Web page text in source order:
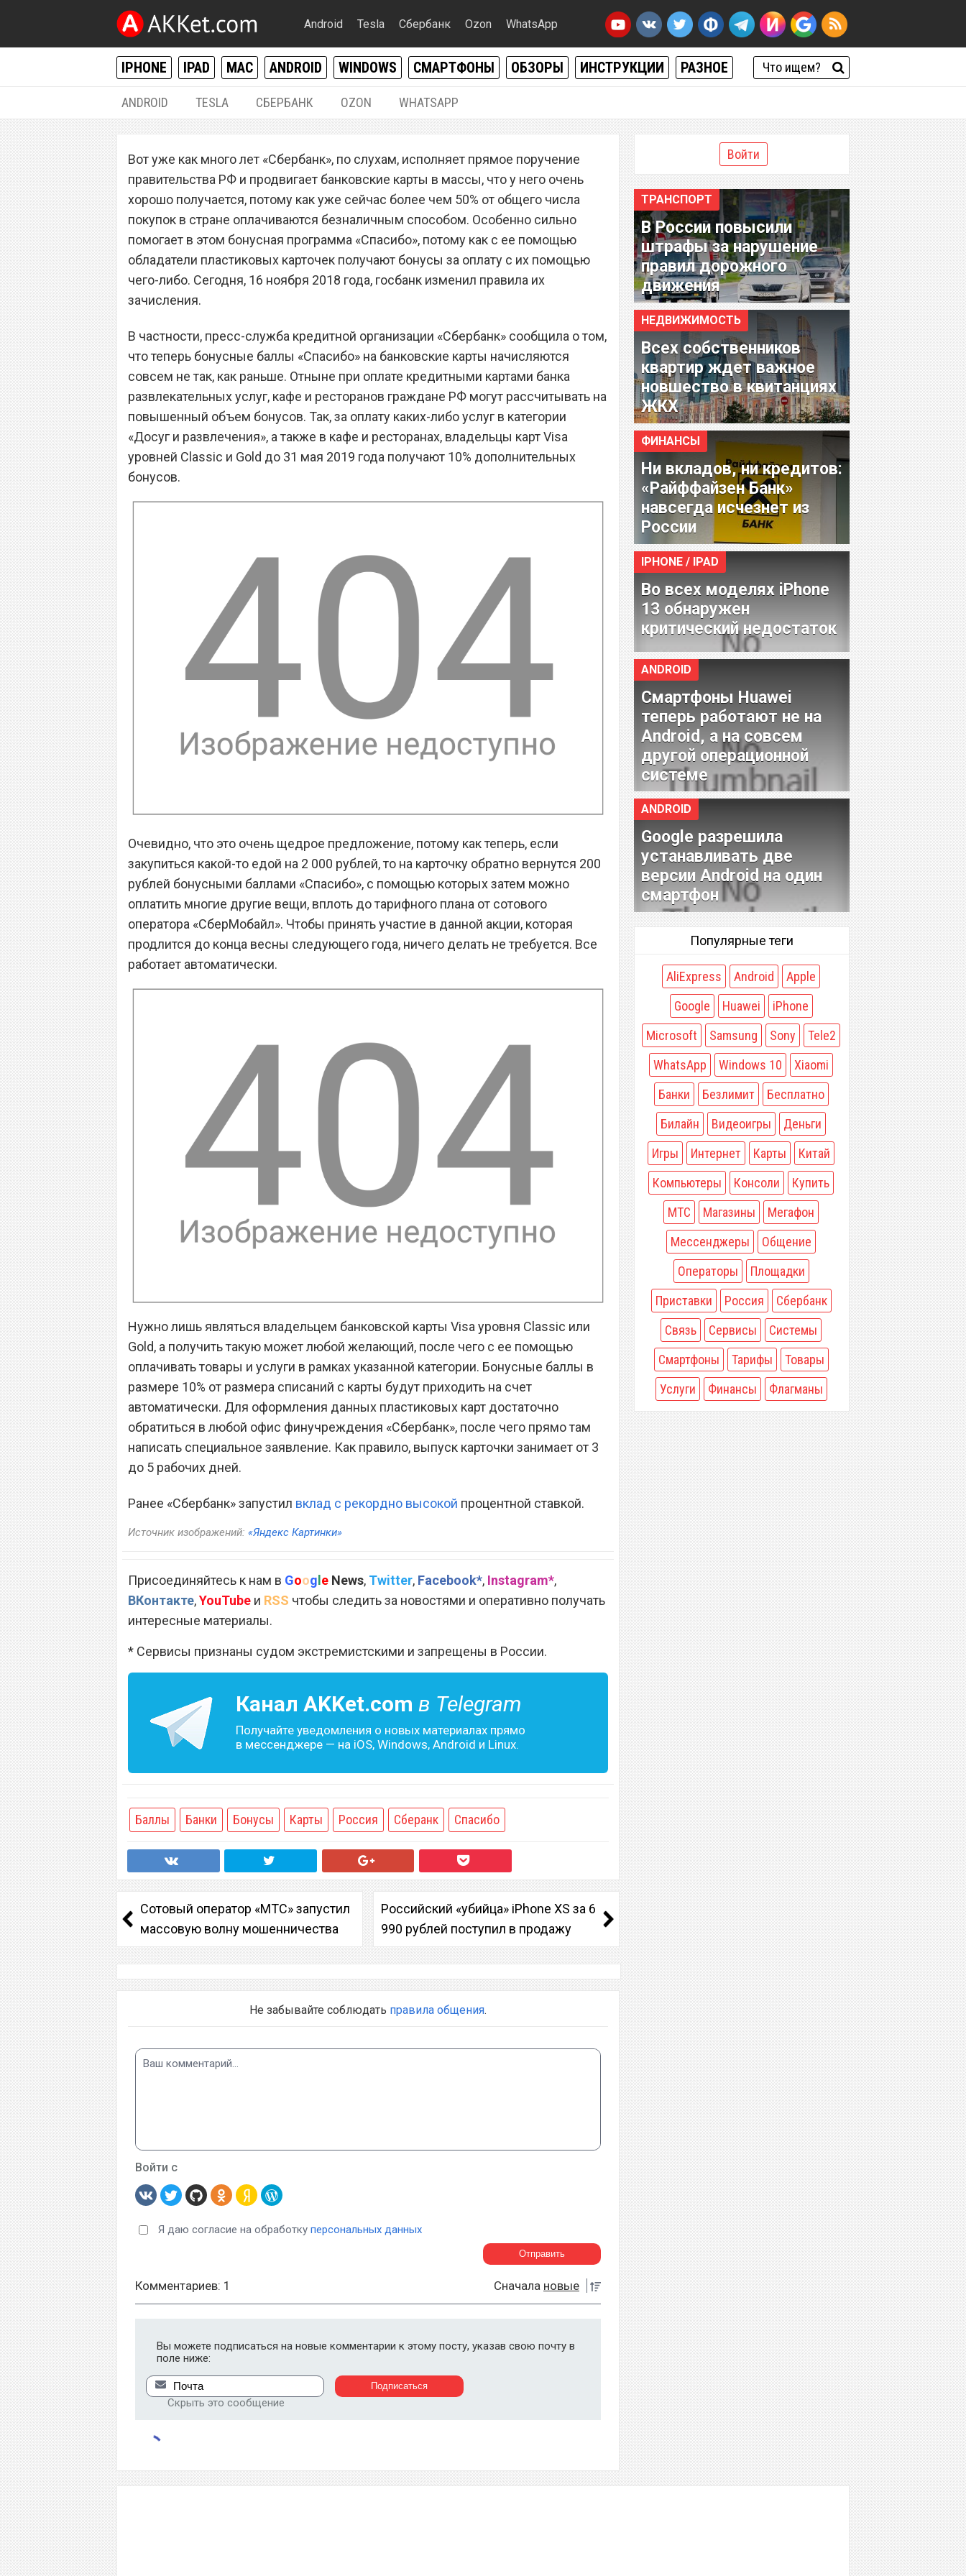
Android Tesla Сбербанк Ozon WhatsApp
IPHONE IPAD MAC ANDROID WINDOWS СМАРТФОНЫ ОБЗОРЫ ИНСТРУКЦИИ РАЗНОЕ
ANDROID TESLA СБЕРБАНК OZON WHATSAPP
«Сбербанк» изменил правила начисления
бонусов «Спасибо» на банковские карты
Вот уже как много лет «Сбербанк», по слухам, исполняет прямое поручение
правительства РФ и продвигает банковские карты в массы, что у него очень
хорошо получается, потому как уже сейчас более чем 50% от общего числа
покупок в стране оплачиваются безналичным способом. Особенно сильно
помогает в этом бонусная программа «Спасибо», потому как с ее помощью
обладатели пластиковых карточек получают бонусы за оплату с их помощью
чего-либо. Сегодня, 16 ноября 2018 года, госбанк изменил правила их
зачисления.
В частности, пресс-служба кредитной организации «Сбербанк» сообщила о том,
что теперь бонусные баллы «Спасибо» на банковские карты начисляются
совсем не так, как раньше. Отныне при оплате кредитными картами банка
развлекательных услуг, кафе и ресторанов граждане РФ могут рассчитывать на
повышенный объем бонусов. Так, за оплату каких-либо услуг в категории
«Досуг и развлечения», а также в кафе и ресторанах, владельцы карт Visa
уровней Classic и Gold до 31 мая 2019 года получают 10% дополнительных
бонусов.
Очевидно, что это очень щедрое предложение, потому как теперь, если
закупиться какой-то едой на 2 000 рублей, то на карточку обратно вернутся 200
рублей бонусными баллами «Спасибо», с помощью которых затем можно
оплатить многие другие вещи, вплоть до тарифного плана от сотового
оператора «СберМобайл». Чтобы принять участие в данной акции, которая
продлится до конца весны следующего года, ничего делать не требуется. Все
работает автоматически.
Нужно лишь являться владельцем банковской карты Visa уровня Classic или
Gold, а получить такую может любой желающий, после чего с ее помощью
оплачивать товары и услуги в рамках указанной категории. Бонусные баллы в
размере 10% от размера списаний с карты будут приходить на счет
автоматически. Для оформления данных пластиковых карт достаточно
обратиться в любой офис финучреждения «Сбербанк», после чего прямо там
написать специальное заявление. Как правило, выпуск карточки занимает от 3
до 5 рабочих дней.
Ранее «Сбербанк» запустил вклад с рекордно высокой процентной ставкой.
Источник изображений: «Яндекс Картинки»
Присоединяйтесь к нам в Google News, Twitter, Facebook*, Instagram*,
ВКонтакте,YouTube и RSS чтобы следить за новостями и оперативно получать
интересные материалы.
* Сервисы признаны судом экстремистскими и запрещены в России.
Канал AKKet.com в Telegram
Получайте уведомления о новых материалах прямо
в мессенджере — на iOS, Windows, Android и Linux.
Баллы Банки Бонусы Карты Россия Сберанк Спасибо
Сотовый оператор «МТС» запустил
массовую волну мошенничества
Российский «убийца» iPhone XS за 6
990 рублей поступил в продажу
Не забывайте соблюдать правила общения.
Войти с
Я даю согласие на обработку персональных данных
Комментариев: 1 Сначала новые
Вы можете подписаться на новые комментарии к этому посту, указав свою почту в
поле ниже:
Скрыть это сообщение
Войти
ТРАНСПОРТ
В России повысили
штрафы за нарушение
правил дорожного
движения
НЕДВИЖИМОСТЬ
Всех собственников
квартир ждет важное
новшество в квитанциях
ЖКХ
ФИНАНСЫ
Ни вкладов, ни кредитов:
«Райффайзен Банк»
навсегда исчезнет из
России
IPHONE / IPAD
Во всех моделях iPhone
13 обнаружен
критический недостаток
ANDROID
Смартфоны Huawei
теперь работают не на
Android, а на совсем
другой операционной
системе
ANDROID
Google разрешила
устанавливать две
версии Android на один
смартфон
Популярные теги
AliExpress Android
Apple
Google
Huawei
iPhone
Microsoft
Samsung Sony
Tele2
WhatsApp
Windows 10
Xiaomi
Банки
Безлимит
Бесплатно
Билайн
Видеоигры
Деньги
Игры
Интернет Карты
Китай
Компьютеры
Консоли
Купить
МТС
Магазины
Мегафон
Мессенджеры
Общение
Операторы
Площадки
Приставки
Россия
Сбербанк
Связь
Сервисы
Системы
Смартфоны
Тарифы
Товары
Услуги
Финансы Флагманы